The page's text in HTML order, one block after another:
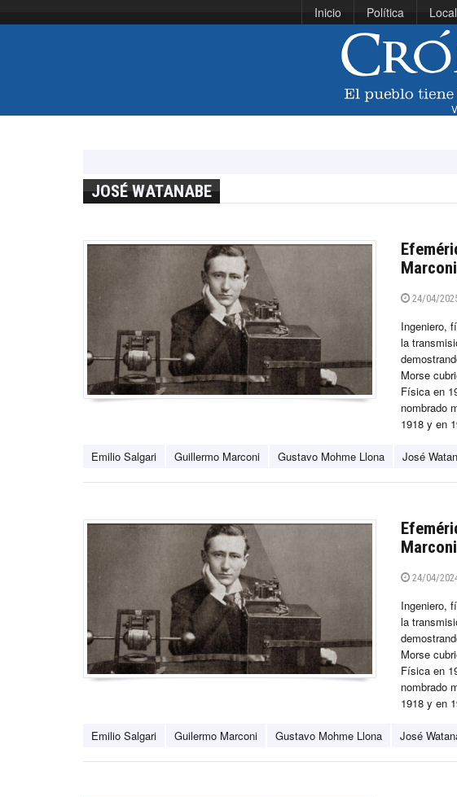
Inicio Política
JOSÉ WATANABE
24/04/
Ingeniero,
la
Morse
Física en
nombrado
1918 y en
Emilio Salgari Guillermo Marconi Gustavo Mohme Llona José
Marconi
24/04/
Ingeniero,
la
Morse
Física en
nombrado
1918 y en
Emilio Salgari Guilermo Marconi Gustavo Mohme Llona José